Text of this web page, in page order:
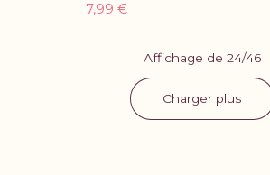
7,99 €
Affichage de 24/46
Charger plus